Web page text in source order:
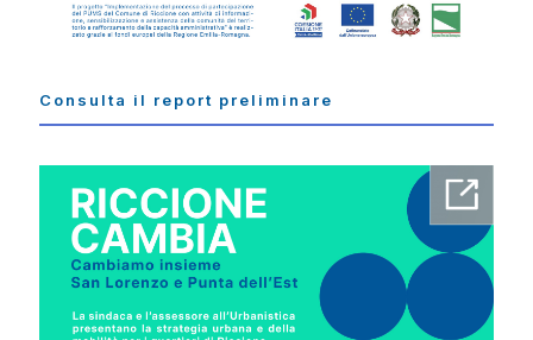
Consulta il report preliminare